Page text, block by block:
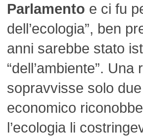
Parlamento e ci fu
dell’ecologia”, ben
anni sarebbe stato
“dell’ambiente”.
sopravvisse solo
economico
l’ecologia li